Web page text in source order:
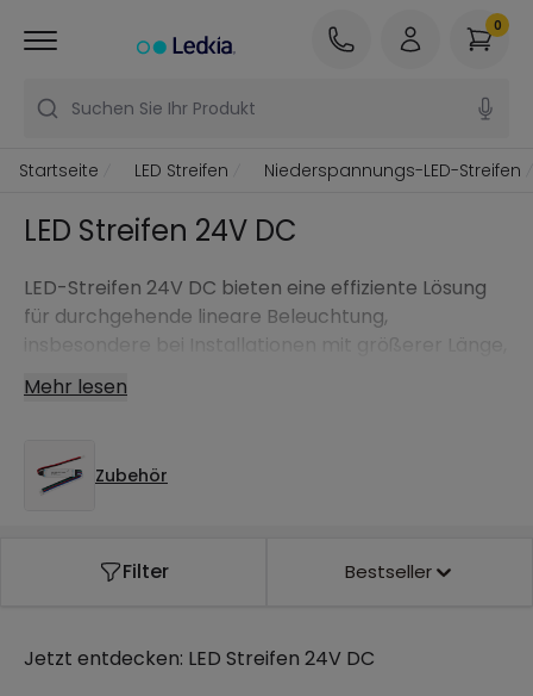
Suchen Sie Ihr Produkt
0
Startseite LED Streifen Niederspannungs-LED-Streifen
LED Streifen 24V DC
LED-Streifen 24V DC bieten eine effiziente Lösung
für durchgehende lineare Beleuchtung,
insbesondere bei Installationen mit größerer Länge,
bei denen Gleichmäßigkeit, Lichtstabilität und ein
geringer Spannungsabfall erforderlich sind.
Mehr lesen
Zubehör
Filter Bestseller
Jetzt entdecken: LED Streifen 24V DC